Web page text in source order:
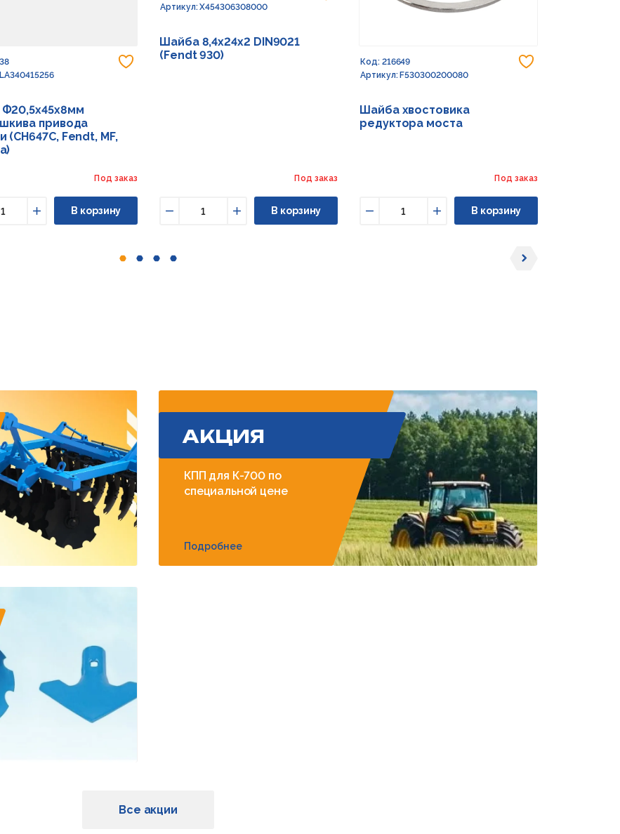
Добавить в избранное
привода
(CH647C, Fendt, MF,
Под заказ
Увеличить
В корзину
Артикул: X454306308000
Шайба 8,4х24х2 DIN9021
(Fendt 930)
Под заказ
Увеличить
В корзину
Код: 216649
Артикул: F530300200080
Шайба хвостовика
редуктора моста
Под заказ
Увеличить
В корзину
АКЦИЯ
КПП для К-700 по
специальной цене
Подробнее
Все акции